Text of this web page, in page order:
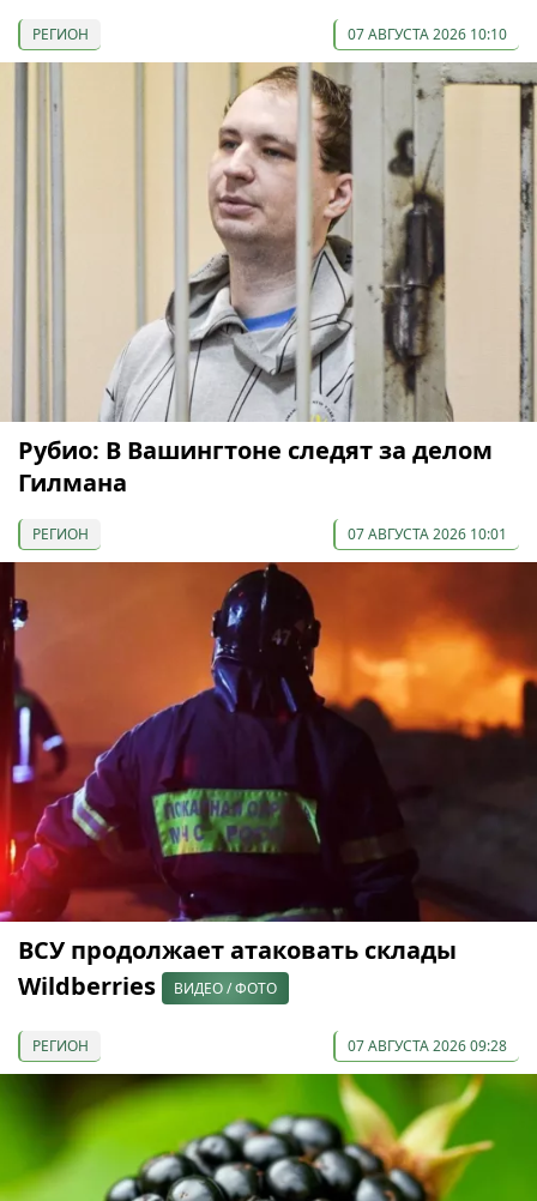
РЕГИОН 07 АВГУСТА 2026 10:10
Рубио: В Вашингтоне следят за делом
Гилмана
РЕГИОН 07 АВГУСТА 2026 10:01
ВСУ продолжает атаковать склады
Wildberries
ВИДЕО / ФОТО
РЕГИОН 07 АВГУСТА 2026 09:28